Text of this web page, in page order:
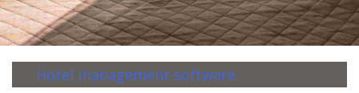
Hotel management software